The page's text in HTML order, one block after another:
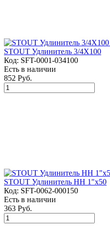
STOUT Удлинитель 3/4X100
Код: SFT-0001-034100
Есть в наличии
852 Руб.
STOUT Удлинитель НН 1"x50
Код: SFT-0062-000150
Есть в наличии
363 Руб.